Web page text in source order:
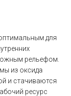
для
рельефом.
из оксида
и стачиваются
ресурс